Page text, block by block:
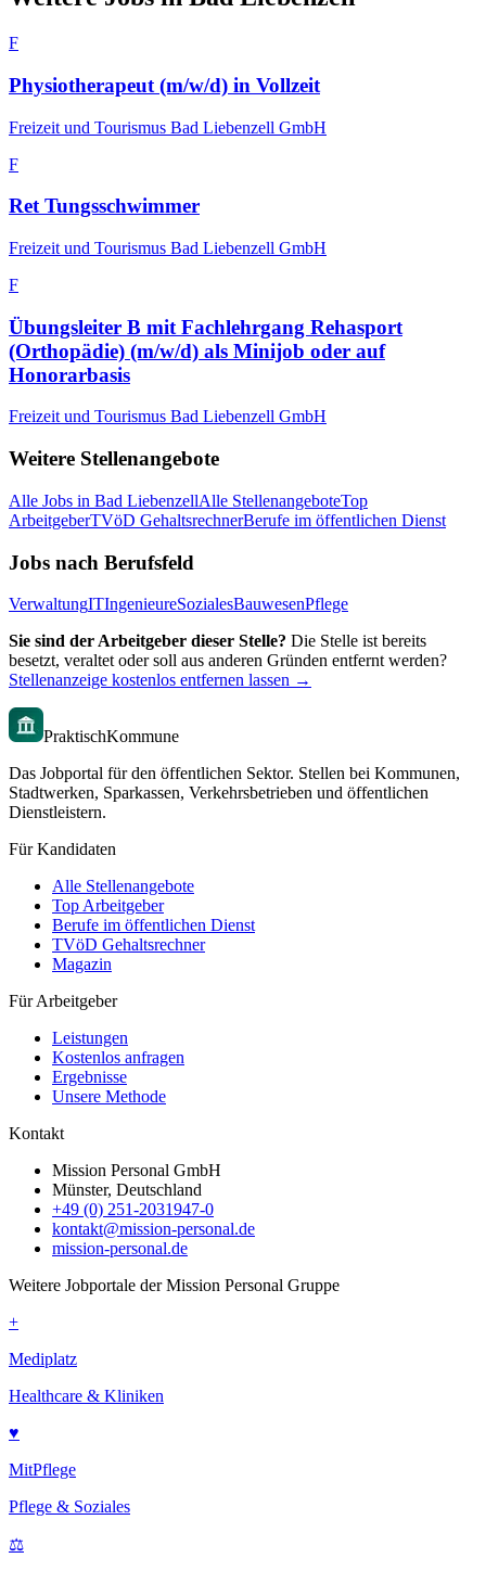
F
Physiotherapeut (m/w/d) in Vollzeit
Freizeit und Tourismus Bad Liebenzell GmbH
F
Ret Tungsschwimmer
Freizeit und Tourismus Bad Liebenzell GmbH
F
Übungsleiter B mit Fachlehrgang Rehasport
(Orthopädie) (m/w/d) als Minijob oder auf
Honorarbasis
Freizeit und Tourismus Bad Liebenzell GmbH
Weitere Stellenangebote
Alle Jobs in Bad LiebenzellAlle StellenangeboteTop
ArbeitgeberTVöD GehaltsrechnerBerufe im öffentlichen Dienst
Jobs nach Berufsfeld
VerwaltungITIngenieureSozialesBauwesenPflege
Sie sind der Arbeitgeber dieser Stelle? Die Stelle ist bereits
besetzt, veraltet oder soll aus anderen Gründen entfernt werden?
Stellenanzeige kostenlos entfernen lassen →
PraktischKommune
Das Jobportal für den öffentlichen Sektor. Stellen bei Kommunen,
Stadtwerken, Sparkassen, Verkehrsbetrieben und öffentlichen
Dienstleistern.
Für Kandidaten
Alle Stellenangebote
Top Arbeitgeber
Berufe im öffentlichen Dienst
TVöD Gehaltsrechner
Magazin
Für Arbeitgeber
Leistungen
Kostenlos anfragen
Ergebnisse
Unsere Methode
Kontakt
Mission Personal GmbH
Münster, Deutschland
+49 (0) 251-2031947-0
kontakt@mission-personal.de
mission-personal.de
Weitere Jobportale der Mission Personal Gruppe
+
Mediplatz
Healthcare & Kliniken
♥
MitPflege
Pflege & Soziales
⚖